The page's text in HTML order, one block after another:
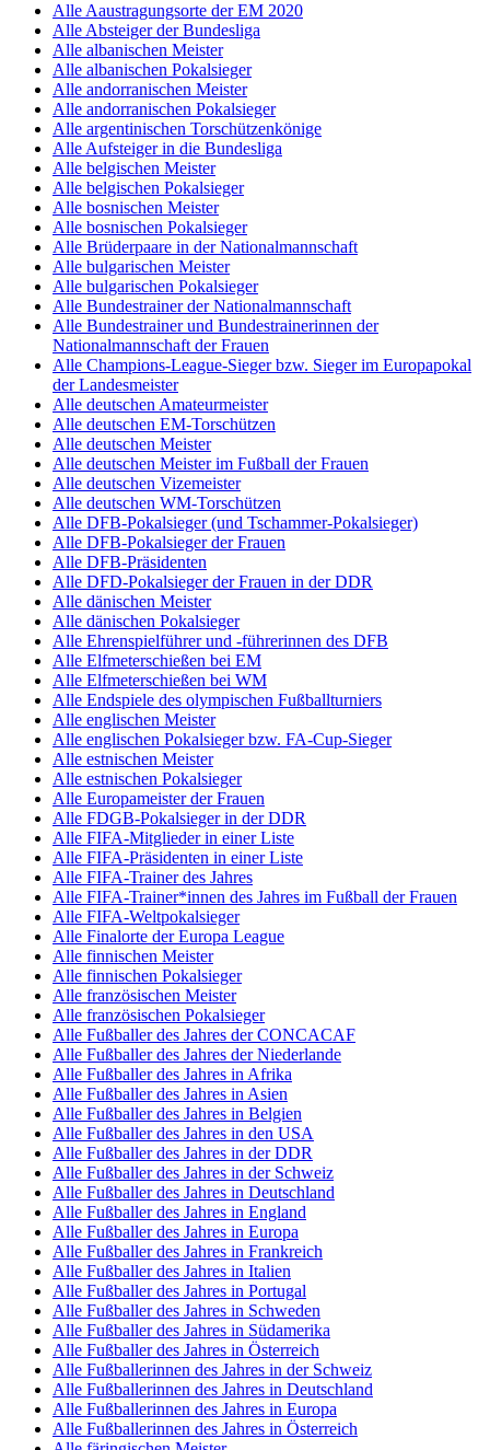
Alle Aaustragungsorte der EM 2020
Alle Absteiger der Bundesliga
Alle albanischen Meister
Alle albanischen Pokalsieger
Alle andorranischen Meister
Alle andorranischen Pokalsieger
Alle argentinischen Torschützenkönige
Alle Aufsteiger in die Bundesliga
Alle belgischen Meister
Alle belgischen Pokalsieger
Alle bosnischen Meister
Alle bosnischen Pokalsieger
Alle Brüderpaare in der Nationalmannschaft
Alle bulgarischen Meister
Alle bulgarischen Pokalsieger
Alle Bundestrainer der Nationalmannschaft
Alle Bundestrainer und Bundestrainerinnen der
Nationalmannschaft der Frauen
Alle Champions-League-Sieger bzw. Sieger im Europapokal
der Landesmeister
Alle deutschen Amateurmeister
Alle deutschen EM-Torschützen
Alle deutschen Meister
Alle deutschen Meister im Fußball der Frauen
Alle deutschen Vizemeister
Alle deutschen WM-Torschützen
Alle DFB-Pokalsieger (und Tschammer-Pokalsieger)
Alle DFB-Pokalsieger der Frauen
Alle DFB-Präsidenten
Alle DFD-Pokalsieger der Frauen in der DDR
Alle dänischen Meister
Alle dänischen Pokalsieger
Alle Ehrenspielführer und -führerinnen des DFB
Alle Elfmeterschießen bei EM
Alle Elfmeterschießen bei WM
Alle Endspiele des olympischen Fußballturniers
Alle englischen Meister
Alle englischen Pokalsieger bzw. FA-Cup-Sieger
Alle estnischen Meister
Alle estnischen Pokalsieger
Alle Europameister der Frauen
Alle FDGB-Pokalsieger in der DDR
Alle FIFA-Mitglieder in einer Liste
Alle FIFA-Präsidenten in einer Liste
Alle FIFA-Trainer des Jahres
Alle FIFA-Trainer*innen des Jahres im Fußball der Frauen
Alle FIFA-Weltpokalsieger
Alle Finalorte der Europa League
Alle finnischen Meister
Alle finnischen Pokalsieger
Alle französischen Meister
Alle französischen Pokalsieger
Alle Fußballer des Jahres der CONCACAF
Alle Fußballer des Jahres der Niederlande
Alle Fußballer des Jahres in Afrika
Alle Fußballer des Jahres in Asien
Alle Fußballer des Jahres in Belgien
Alle Fußballer des Jahres in den USA
Alle Fußballer des Jahres in der DDR
Alle Fußballer des Jahres in der Schweiz
Alle Fußballer des Jahres in Deutschland
Alle Fußballer des Jahres in England
Alle Fußballer des Jahres in Europa
Alle Fußballer des Jahres in Frankreich
Alle Fußballer des Jahres in Italien
Alle Fußballer des Jahres in Portugal
Alle Fußballer des Jahres in Schweden
Alle Fußballer des Jahres in Südamerika
Alle Fußballer des Jahres in Österreich
Alle Fußballerinnen des Jahres in der Schweiz
Alle Fußballerinnen des Jahres in Deutschland
Alle Fußballerinnen des Jahres in Europa
Alle Fußballerinnen des Jahres in Österreich